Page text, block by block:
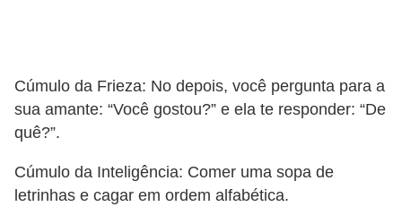
Cúmulo da Frieza: No depois, você pergunta para a
sua amante: “Você gostou?” e ela te responder: “De
quê?”.
Cúmulo da Inteligência: Comer uma sopa de
letrinhas e cagar em ordem alfabética.
e
o
g